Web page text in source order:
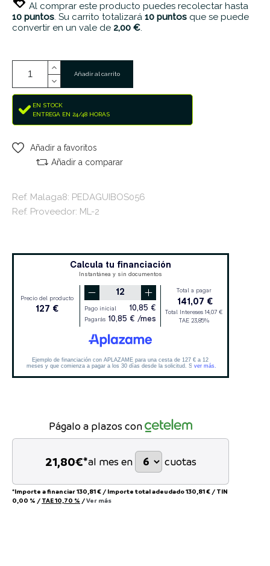
Al comprar este producto puedes recolectar hasta
10 puntos. Su carrito totalizará 10 puntos que se puede
convertir en un vale de 2,00 €.
Añadir al carrito
EN STOCK
ENTREGA EN 24/48 HORAS
Añadir a favoritos
Añadir a comparar
Ref. Malaga8: PEDAGUIBOS056
Ref. Proveedor: ML-2
Págalo a plazos con
21,80€*al mes en cuotas
*Importe a financiar130,81 € / Importe total adeudado130,81 € / TIN
0,00 % / TAE10,70 % /Ver más